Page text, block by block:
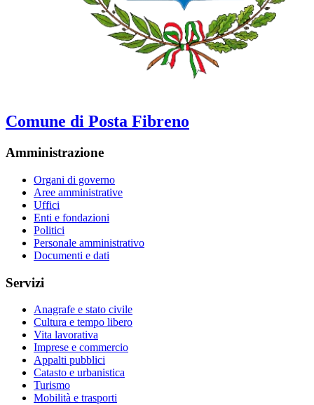
Comune di Posta Fibreno
Amministrazione
Organi di governo
Aree amministrative
Uffici
Enti e fondazioni
Politici
Personale amministrativo
Documenti e dati
Servizi
Anagrafe e stato civile
Cultura e tempo libero
Vita lavorativa
Imprese e commercio
Appalti pubblici
Catasto e urbanistica
Turismo
Mobilità e trasporti